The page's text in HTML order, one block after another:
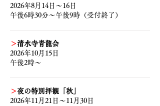
2026年8月14日〜16日
午後6時30分～午後9時（受付終了）
＞清水寺青龍会
2026年10月15日
午後2時～
＞夜の特別拝観「秋」
2026年11月21日～11月30日